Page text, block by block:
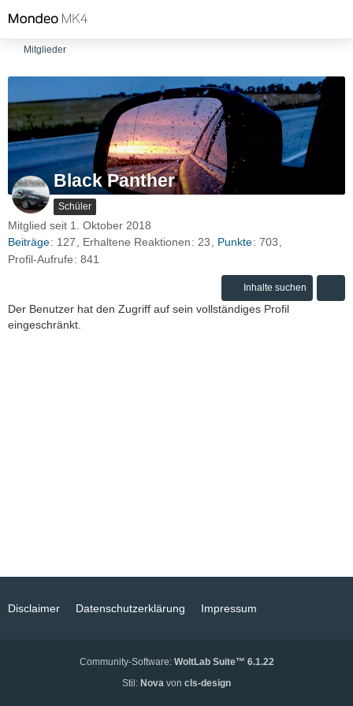
Mitglieder
Black Panther
Schüler
Mitglied seit 1. Oktober 2018
Beiträge
127 Erhaltene Reaktionen 23 Punkte 703
Profil-Aufrufe
841
Inhalte suchen
Der Benutzer hat den Zugriff auf sein vollständiges Profil
eingeschränkt.
Disclaimer Datenschutzerklärung Impressum
Community-Software: WoltLab Suite™ 6.1.22
Stil: Nova von cls-design